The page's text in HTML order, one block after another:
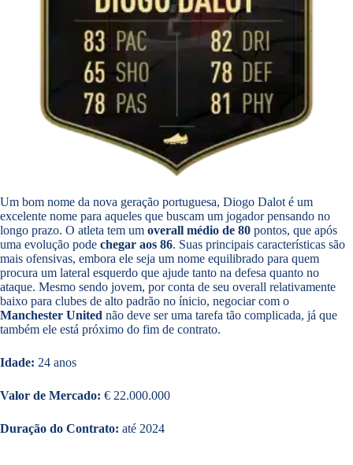
Um bom nome da nova geração portuguesa, Diogo Dalot é um
excelente nome para aqueles que buscam um jogador pensando no
longo prazo. O atleta tem um overall médio de 80 pontos, que após
uma evolução pode chegar aos 86. Suas principais características são
mais ofensivas, embora ele seja um nome equilibrado para quem
procura um lateral esquerdo que ajude tanto na defesa quanto no
ataque. Mesmo sendo jovem, por conta de seu overall relativamente
baixo para clubes de alto padrão no ínicio, negociar com o
Manchester United não deve ser uma tarefa tão complicada, já que
também ele está próximo do fim de contrato.
Idade: 24 anos
Valor de Mercado: € 22.000.000
Duração do Contrato: até 2024